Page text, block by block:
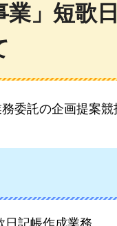
業」短歌
委託の企画提案
日記帳作成業務